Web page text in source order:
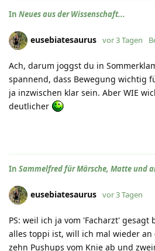
In Neues aus der Wissenschaft...
eusebiatesaurus vor 3 Tagen
Ach, darum joggst du in
spannend, dass Bewegung wichtig
ja inzwischen klar sein. Aber WIE
deutlicher
In Sammelfred für Märsche, Matte und
eusebiatesaurus vor 3 Tagen
PS: weil ich ja vom 'Facharzt' gesagt
alles toppi ist, will ich mal wieder
zehn Pushups vom Knie ab und